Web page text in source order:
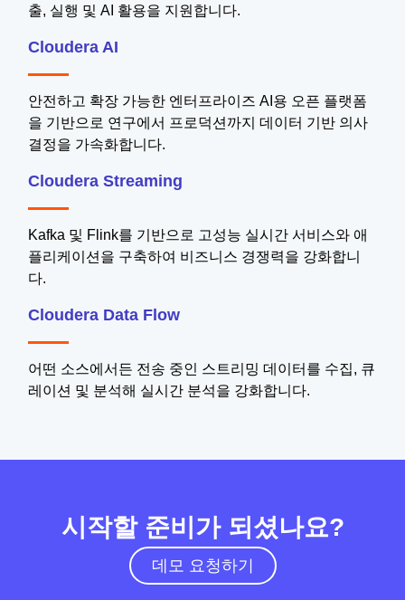
출, 실행 및 AI 활용을 지원합니다.
Cloudera AI
안전하고 확장 가능한 엔터프라이즈 AI용 오픈 플랫폼
을 기반으로 연구에서 프로덕션까지 데이터 기반 의사
결정을 가속화합니다.
Cloudera Streaming
Kafka 및 Flink를 기반으로 고성능 실시간 서비스와 애
플리케이션을 구축하여 비즈니스 경쟁력을 강화합니
다.
Cloudera Data Flow
어떤 소스에서든 전송 중인 스트리밍 데이터를 수집, 큐
레이션 및 분석해 실시간 분석을 강화합니다.
시작할 준비가 되셨나요?
데모 요청하기